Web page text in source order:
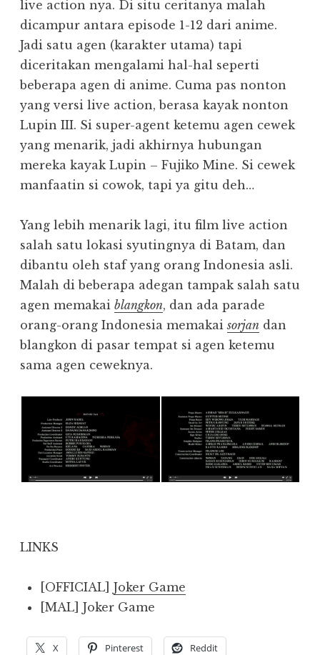
live action nya. Di situ ceritanya malah
dicampur antara episode 1-12 dari anime.
Jadi satu agen (karakter utama) tapi
diceritakan mengalami hal-hal seperti
beberapa agen di anime. Cuma pas nonton
yang versi live action, berasa kayak nonton
Lupin III. Si super-agent ketemu agen cewek
yang menarik, jadi akhirnya hubungan
mereka kayak Lupin – Fujiko Mine. Si cewek
manfaatin si cowok, tapi ya gitu deh…
Yang lebih menarik lagi, itu film live action
salah satu lokasi syutingnya di Batam, dan
dibantu oleh staf yang orang Indonesia asli.
Malah di beberapa adegan tampak salah satu
agen memakai blangkon, dan ada parade
orang-orang Indonesia memakaisorjan dan
blangkon di pasar tempat si agen ketemu
sama agen ceweknya.
LINKS
[OFFICIAL] Joker Game
[MAL] Joker Game
X Pinterest Reddit